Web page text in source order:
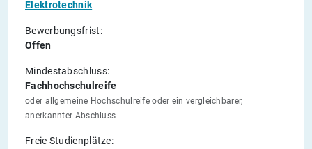
Elektrotechnik
Bewerbungsfrist:
Offen
Mindestabschluss:
Fachhochschulreife
oder allgemeine Hochschulreife oder ein vergleichbarer,
anerkannter Abschluss
Freie Studienplätze: